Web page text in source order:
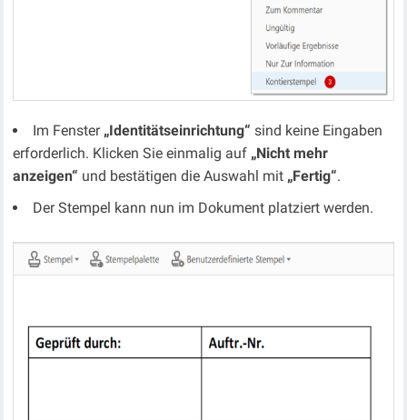
Im Fenster „Identitätseinrichtung“ sind keine Eingaben
erforderlich. Klicken Sie einmalig auf „Nicht mehr
anzeigen“ und bestätigen die Auswahl mit „Fertig“.
Der Stempel kann nun im Dokument platziert werden.